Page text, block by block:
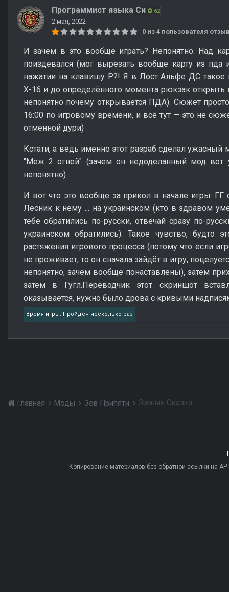
Программист языка Си 62
2 мая, 2022
0 из 4 пользователя
И зачем в это вообще играть? Непонятно. Над
поиздевался (мог вырезать вообще карту из
нажатии на клавишу Р?! Я в Лост Альфе ДС такое
Х-16 и до определённого момента рюкзак
непонятно почему открывается ПДА). Сюжет
16:00 по игровому времени, и всё тут — это не
отменной дури)
Кстати, а ведь именно этот разраб сделал
"Меж 2 огней" (зачем он недоделанный мод
непонятно)
И вот что это вообще за прикол в начале игры: ГГ
Лесник к нему ... на украинском (кто в здравом
тебе обратились по-русски, отвечай сразу по-
украинском обратились). Такое чувство, будто
растяжения игрового процесса (потому что если
не проживает, то он сначала зайдёт в игру,
непонятно, зачем вообще понаставлены), затем
затем в Гугл.Переводчик этот скриншот
оказывается, нужно было дрова с кривыми
Время игры: Пройден несколько раз
Главная Моды Зов Припяти Зимняя Сказка
Копирование материалов без обратной ссылки на